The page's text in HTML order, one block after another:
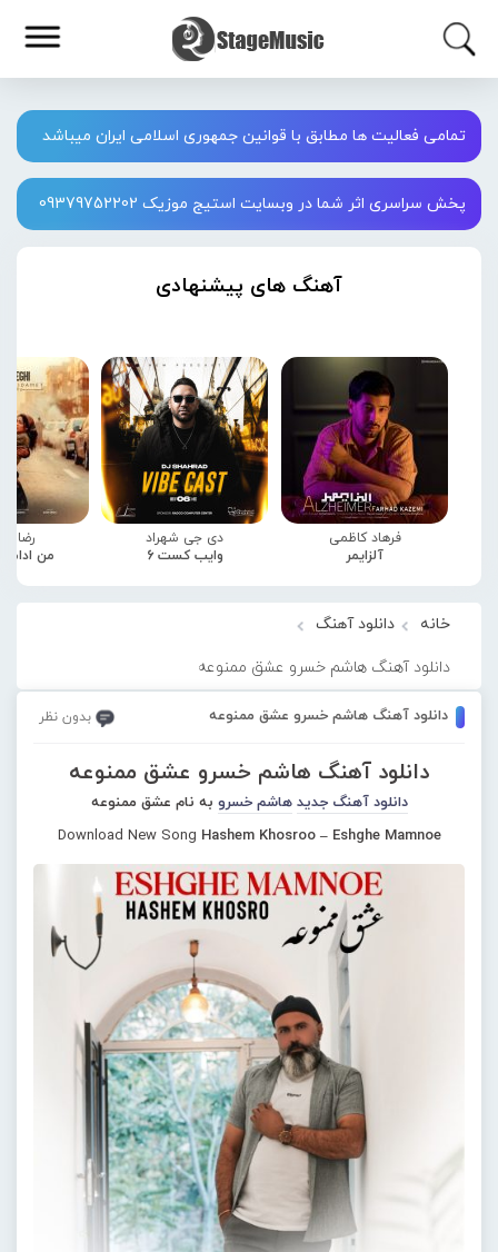
تمامی فعالیت ها مطابق با قوانین جمهوری اسلامی ایران میباشد
پخش سراسری اثر شما در وبسایت استیج موزیک 09379752202
آهنگ های پیشنهادی
فرهاد کاظمی
آلزایمر
دی جی شهراد
وایب کست 6
رضا
من
خانه دانلود آهنگ
دانلود آهنگ هاشم خسرو عشق ممنوعه
دانلود آهنگ هاشم خسرو عشق ممنوعه بدون نظر
دانلود آهنگ هاشم خسرو عشق ممنوعه
دانلود آهنگ جدید هاشم خسرو به نام عشق ممنوعه
Download New Song Hashem Khosroo – Eshghe Mamnoe